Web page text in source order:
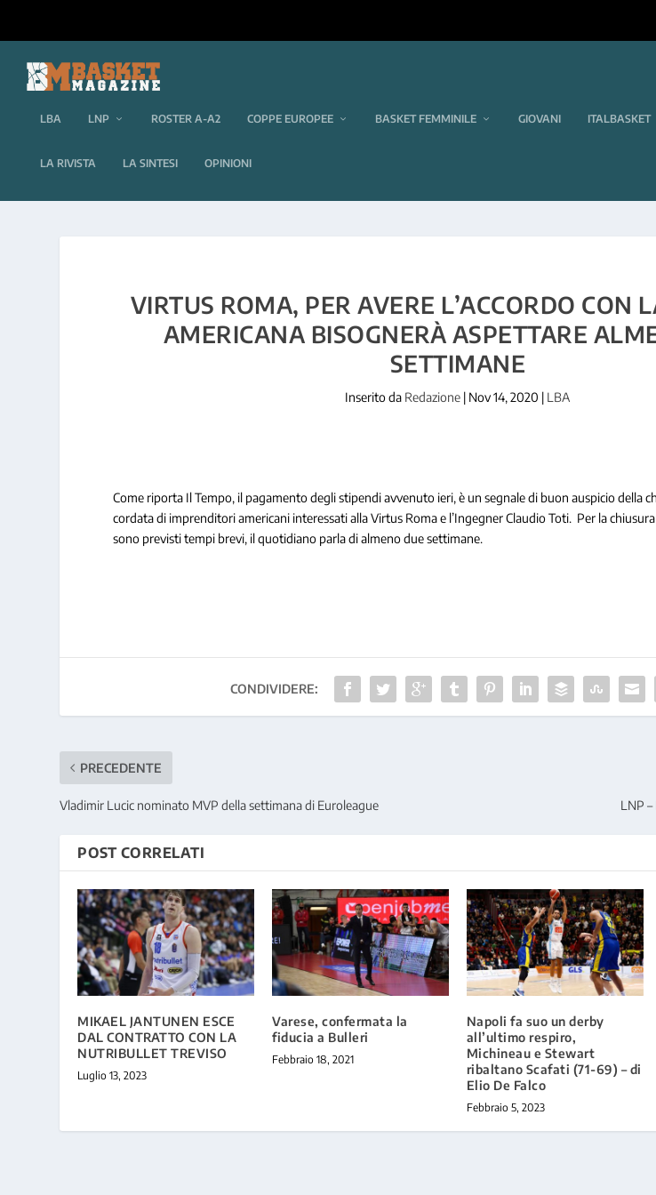
LBA LNP ROSTER A-A2 COPPE EUROPEE BASKET FEMMINILE GIOVANI ITALBASKET
LA RIVISTA LA SINTESI OPINIONI
VIRTUS ROMA, PER AVERE L’ACCORDO CON
AMERICANA BISOGNERÀ ASPETTARE
SETTIMANE
Inserito da Redazione | Nov 14, 2020 | LBA
Come riporta Il Tempo, il pagamento degli stipendi avvenuto ieri, è un segnale di buon auspicio della
cordata di imprenditori americani interessati alla Virtus Roma e l’Ingegner Claudio Toti. Per la
sono previsti tempi brevi, il quotidiano parla di almeno due settimane.
CONDIVIDERE:
PRECEDENTE
Vladimir Lucic nominato MVP della settimana di Euroleague LNP
POST CORRELATI
MIKAEL JANTUNEN ESCE
DAL CONTRATTO CON LA
NUTRIBULLET TREVISO
Luglio 13, 2023
Varese, confermata la
fiducia a Bulleri
Febbraio 18, 2021
Napoli fa suo un derby
all’ultimo respiro,
Michineau e Stewart
ribaltano Scafati (71-69) – di
Elio De Falco
Febbraio 5, 2023